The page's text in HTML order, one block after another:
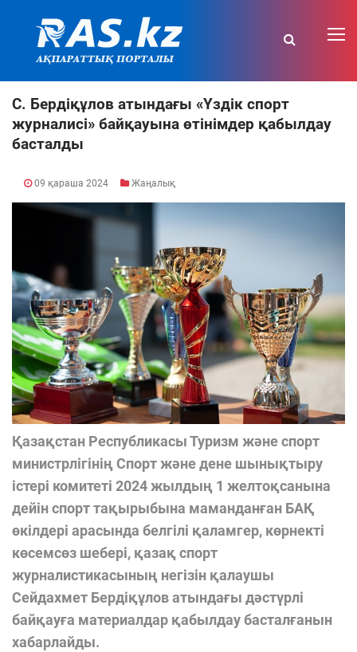
С. Бердіқұлов атындағы «Үздік спорт
журналисі» байқауына өтінімдер қабылдау
басталды
09 қараша 2024 Жаңалық
Қазақстан Республикасы Туризм және спорт
министрлігінің Спорт және дене шынықтыру
істері комитеті 2024 жылдың 1 желтоқсанына
дейін спорт тақырыбына маманданған БАҚ
өкілдері арасында белгілі қаламгер, көрнекті
көсемсөз шебері, қазақ спорт
журналистикасының негізін қалаушы
Сейдахмет Бердіқұлов атындағы дәстүрлі
байқауға материалдар қабылдау басталғанын
хабарлайды.